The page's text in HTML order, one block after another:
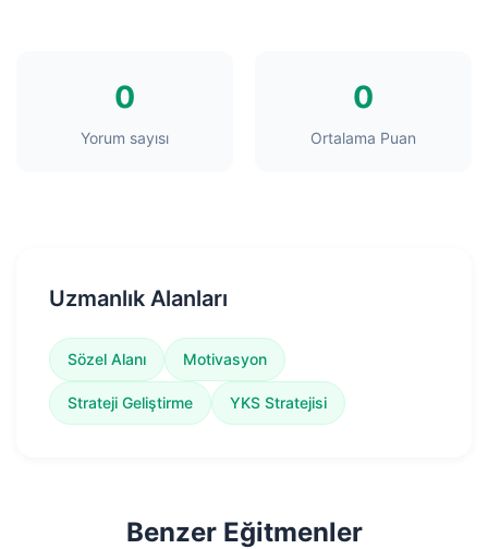
0
Yorum sayısı
0
Ortalama Puan
Uzmanlık Alanları
Sözel Alanı Motivasyon
Strateji Geliştirme YKS Stratejisi
Benzer Eğitmenler